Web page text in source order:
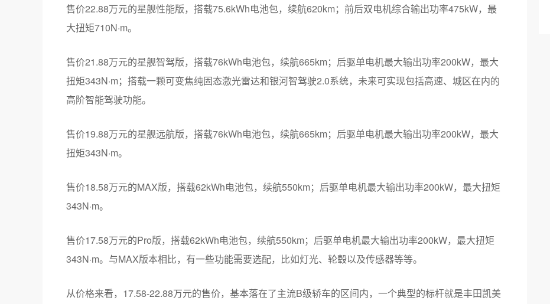
售价22.88万元的星舰性能版，搭载75.6kWh电池包，续航620km；前后双电机综合输出功率475kW，最
大扭矩710N·m。
售价21.88万元的星舰智驾版，搭载76kWh电池包，续航665km；后驱单电机最大输出功率200kW，最大
扭矩343N·m；搭载一颗可变焦纯固态激光雷达和银河智驾驶2.0系统，未来可实现包括高速、城区在内的
高阶智能驾驶功能。
售价19.88万元的星舰远航版，搭载76kWh电池包，续航665km；后驱单电机最大输出功率200kW，最大
扭矩343N·m。
售价18.58万元的MAX版，搭载62kWh电池包，续航550km；后驱单电机最大输出功率200kW，最大扭矩
343N·m。
售价17.58万元的Pro版，搭载62kWh电池包，续航550km；后驱单电机最大输出功率200kW，最大扭矩
343N·m。与MAX版本相比，有一些功能需要选配，比如灯光、轮毂以及传感器等等。
从价格来看，17.58-22.88万元的售价，基本落在了主流B级轿车的区间内，一个典型的标杆就是丰田凯美